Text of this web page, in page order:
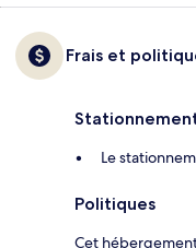
Frais et
Le
Politiques
Cet